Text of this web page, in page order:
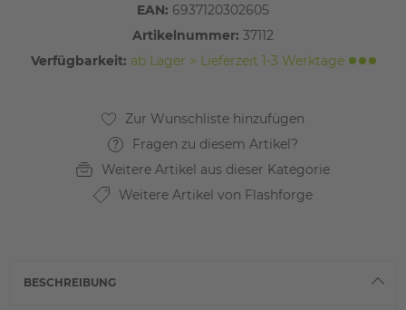
EAN: 6937120302605
Artikelnummer: 37112
Verfügbarkeit: ab Lager > Lieferzeit 1-3 Werktage
Fragen zu diesem Artikel?
Weitere Artikel aus dieser Kategorie
Weitere Artikel von Flashforge
BESCHREIBUNG